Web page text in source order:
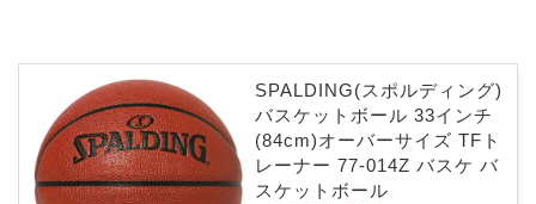
SPALDING(スポルディング)
バスケットボール 33インチ
(84cm)オーバーサイズ TFト
レーナー 77-014Z バスケ バ
スケットボール